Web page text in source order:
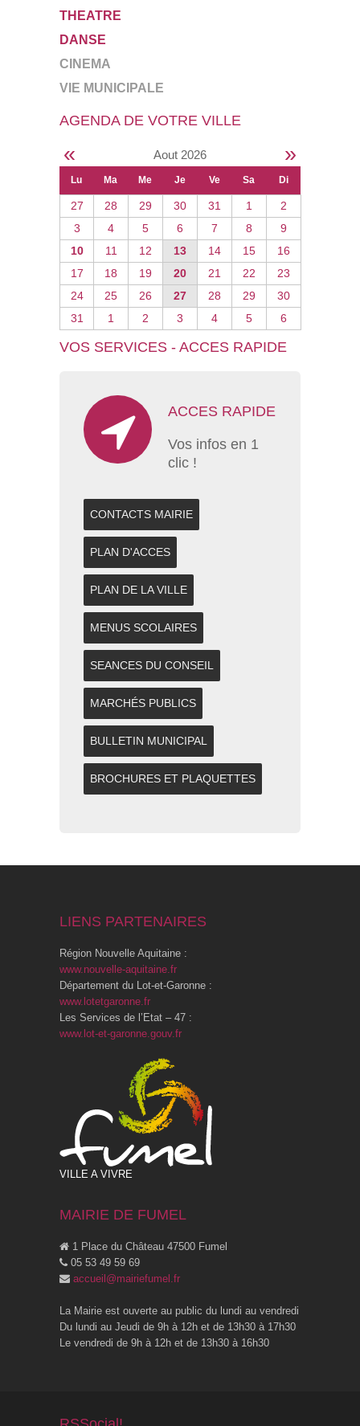
THEATRE
DANSE
CINEMA
VIE MUNICIPALE
AGENDA DE VOTRE VILLE
« Aout 2026 »
Lu Ma Me Je Ve Sa Di
27 28 29 30 31 1
2
3
4 5 6 7 8
9
10
11 12 13 14 15
16
17
18 19 20 21 22
23
24
25 26 27 28 29
30
31
1 2 3 4 5 6
VOS SERVICES - ACCES RAPIDE
ACCES RAPIDE
Vos infos en 1
clic !
CONTACTS MAIRIE
PLAN D'ACCES
PLAN DE LA VILLE
MENUS SCOLAIRES
SEANCES DU CONSEIL
MARCHÉS PUBLICS
BULLETIN MUNICIPAL
BROCHURES ET PLAQUETTES
LIENS PARTENAIRES
Région Nouvelle Aquitaine :
www.nouvelle-aquitaine.fr
Département du Lot-et-Garonne :
www.lotetgaronne.fr
Les Services de l’Etat – 47 :
www.lot-et-garonne.gouv.fr
VILLE A VIVRE
MAIRIE DE FUMEL
1 Place du Château 47500 Fumel
05 53 49 59 69
accueil@mairiefumel.fr
La Mairie est ouverte au public du lundi au vendredi
Du lundi au Jeudi de 9h à 12h et de 13h30 à 17h30
Le vendredi de 9h à 12h et de 13h30 à 16h30